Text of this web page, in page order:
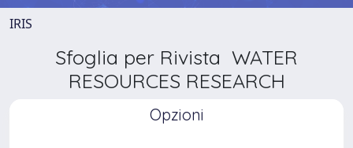
IRIS
Sfoglia per Rivista WATER
RESOURCES RESEARCH
Opzioni